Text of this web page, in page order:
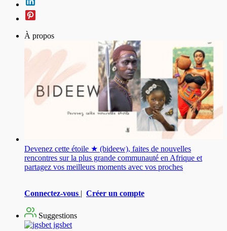
À propos
Devenez cette étoile ★ (bideew), faites de nouvelles
rencontres sur la plus grande communauté en Afrique et
partagez vos meilleurs moments avec vos proches
Connectez-vous | Créer un compte
Suggestions